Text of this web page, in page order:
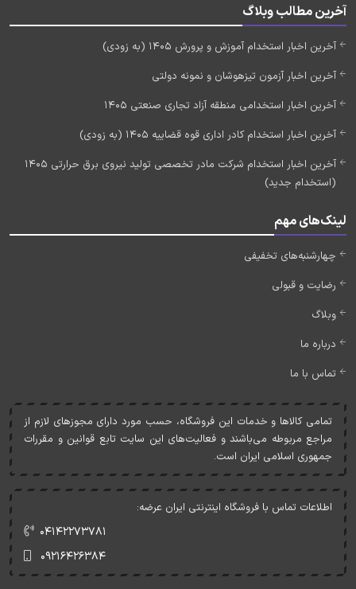
آخرین مطالب وبلاگ
آخرین اخبار استخدام آموزش و پرورش 1405 (به زودی)
آخرین اخبار آزمون تیزهوشان و نمونه دولتی
آخرین اخبار استخدامی منطقه آزاد تجاری صنعتی 1405
آخرین اخبار استخدام کادر اداری قوه قضاییه 1405 (به زودی)
آخرین اخبار استخدام شرکت مادر تخصصی تولید نیروی برق حرارتی 1405
(استخدام جدید)
لینک‌های مهم
چهارشنبه‌های تخفیفی
رضایت و قبولی
وبلاگ
درباره ما
تماس با ما
تمامی کالاها و خدمات اين فروشگاه، حسب مورد دارای مجوزهای لازم از
مراجع مربوطه می‌باشند و فعاليت‌های اين سايت تابع قوانين و مقررات
جمهوری اسلامی ايران است.
اطلاعات تماس با فروشگاه اینترنتی ایران عرضه:
۰۴۱۴۲۲۷۳۷۸۱
۰۹۲۱۶۴۲۶۳۸۴